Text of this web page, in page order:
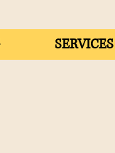
SERVICES